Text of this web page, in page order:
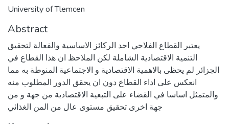
University of Tlemcen
Abstract
يعتبر القطاع الفلاحي احد الركائز الاساسية والفعالة لتحقيق
التنمية الاقتصادية الشاملة لكن الملاحظ ان هذا القطاع في
الجزائر لم يحظى بالاهمية الاقتصادية و الاجتماعية المنوطة به مما
انعكس على اداء القطاع دون ان يحقق الدور المطلوب منه
والمتمثل اساسا في القضاء على التبعية الاقتصادية من جهة و من
جهة اخرى تحقيق مستوى عال من المن الغذائي